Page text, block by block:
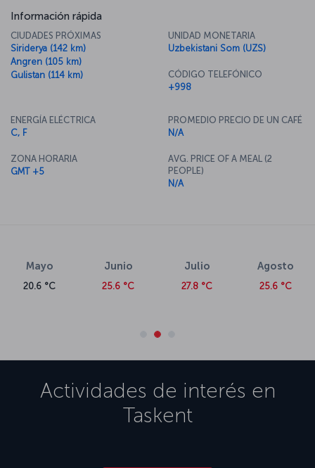
Información rápida
CIUDADES PRÓXIMAS
Siriderya (142 km)
Angren (105 km)
Gulistan (114 km)
UNIDAD MONETARIA
Uzbekistani Som (UZS)
CÓDIGO TELEFÓNICO
+998
ENERGÍA ELÉCTRICA
C, F
ZONA HORARIA
GMT +5
PROMEDIO PRECIO DE UN CAFÉ
N/A
AVG. PRICE OF A MEAL (2
PEOPLE)
N/A
Mayo
20.6 °C
Junio
25.6 °C
Julio
27.8 °C
Agosto
25.6 °C
Actividades de interés en
Taskent